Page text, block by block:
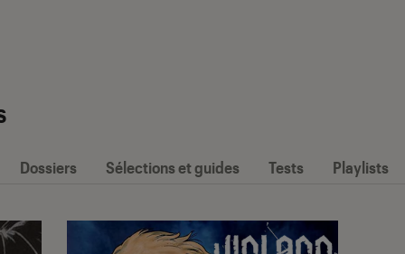
Dossiers Sélections et guides Tests Playlists